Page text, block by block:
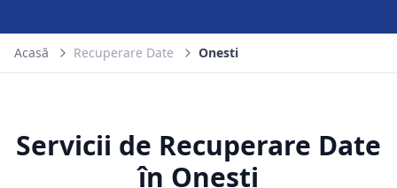
Acasă Recuperare Date Onesti
Servicii de Recuperare Date
în Onesti